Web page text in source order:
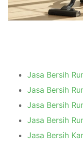
Jasa Bersih
Jasa Bersih
Jasa Bersih
Jasa Bersih
Jasa Bersih